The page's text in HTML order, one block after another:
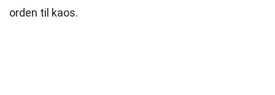
orden til kaos.